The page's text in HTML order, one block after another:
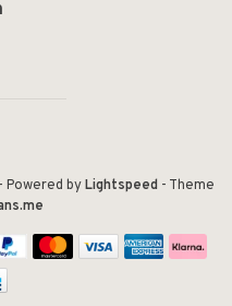
- Powered byLightspeed- Theme